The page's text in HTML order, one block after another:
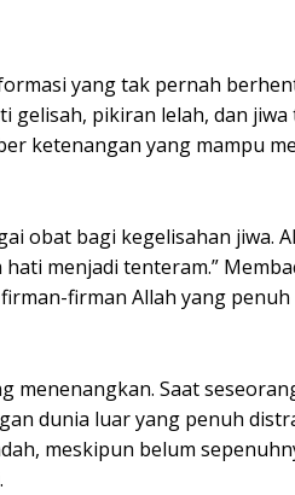
yang tak pernah
pikiran lelah, dan jiwa
ketenangan yang mampu
obat bagi kegelisahan jiwa.
menjadi tenteram.”
firman Allah yang
menenangkan. Saat
dunia luar yang penuh
meskipun belum